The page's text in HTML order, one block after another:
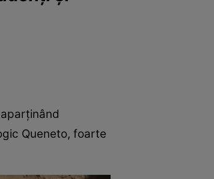
Queneto, foarte